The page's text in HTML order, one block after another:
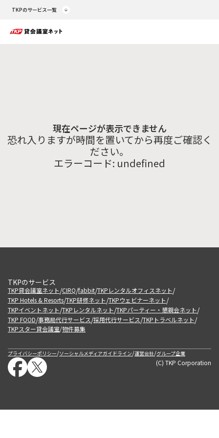
TKPのサービス一覧
現在ページが表示できません
恐れ入りますが時間を置いてから再度ご確認く
ださい。
エラーコード: undefined
TKPのサービス
TKP貸会議室ネット/CIRQ/fabbit/TKPレンタルオフィスネット/
TKP Hotels & Resorts/TKP研修ネット/TKPウェビナーネット/
TKPイベントネット/TKPレンタルネット/TKPパーティー・懇親会ネット/
TKP FOOD/事務局代行サービス/採用代行サービス/TKPトラベルネット/
TKPスター貸会議室/物件募集
プライバシーポリシー/ソーシャルメディアガイドライン/運営会社/グループ企業
(C) TKP Corporation